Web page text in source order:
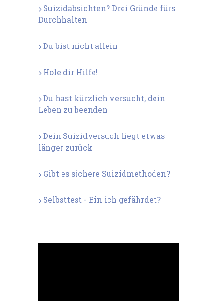
Suizidabsichten? Drei Gründe fürs
Durchhalten
Du bist nicht allein
Hole dir Hilfe!
Du hast kürzlich versucht, dein
Leben zu beenden
Dein Suizidversuch liegt etwas
länger zurück
Gibt es sichere Suizidmethoden?
Selbsttest - Bin ich gefährdet?